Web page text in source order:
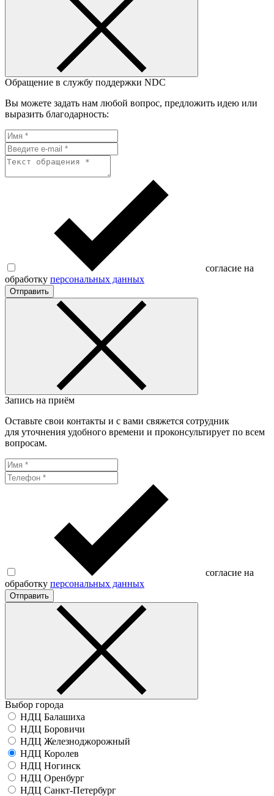
Обращение в службу поддержки NDC
Вы можете задать нам любой вопрос, предложить идею или
выразить благодарность:
согласие на
обработку персональных данных
Отправить
Запись на приём
Оставьте свои контакты и с вами свяжется сотрудник
для уточнения удобного времени и проконсультирует по всем
вопросам.
согласие на
обработку персональных данных
Отправить
Выбор города
НДЦ Балашиха
НДЦ Боровичи
НДЦ Железноджорожный
НДЦ Королев
НДЦ Ногинск
НДЦ Оренбург
НДЦ Санкт-Петербург